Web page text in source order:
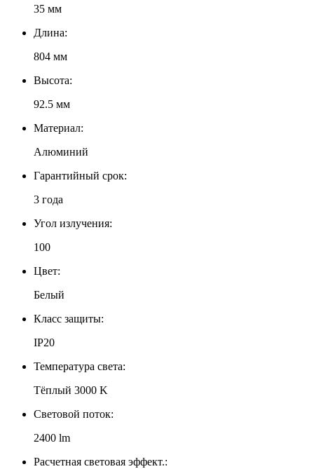
35 мм
Длина:
804 мм
Высота:
92.5 мм
Материал:
Алюминий
Гарантийный срок:
3 года
Угол излучения:
100
Цвет:
Белый
Класс защиты:
IP20
Температура света:
Тёплый 3000 K
Световой поток:
2400 lm
Расчетная световая эффект.: